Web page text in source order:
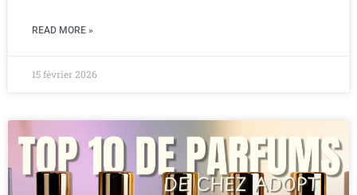
READ MORE »
15 février 2026